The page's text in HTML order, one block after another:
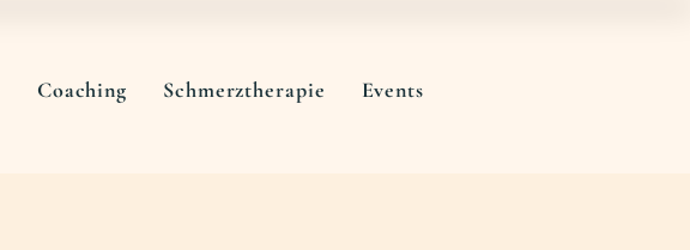
Coaching Schmerztherapie Events